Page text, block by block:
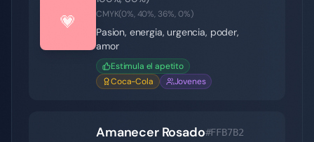
💗 CMYK(0%,40%, 36%,0%)
Pasion, energia, urgencia, poder,
amor
Estimula el apetito
Coca-Cola
Jovenes
Amanecer Rosado#FFB7B2